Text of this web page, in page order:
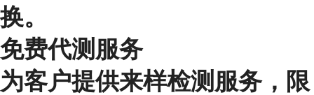
换。
免费代测服务
为客户提供来样检测服务，限